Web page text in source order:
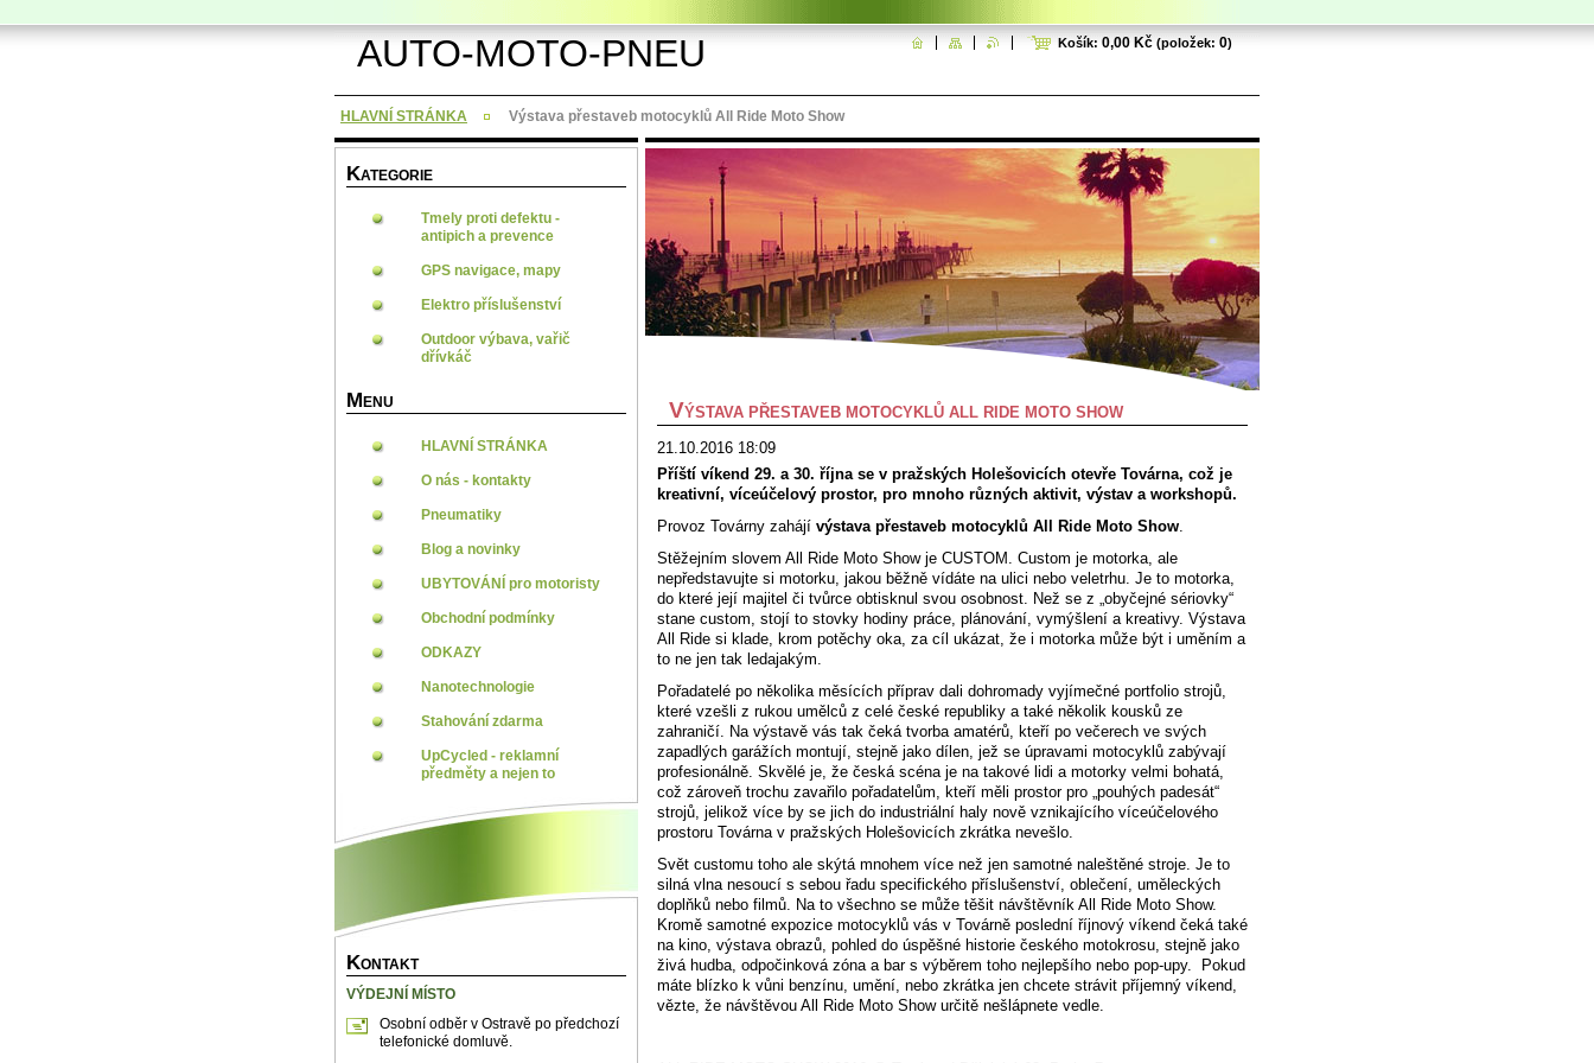
AUTO-MOTO-PNEU Košík: 0,00 Kč (položek: 0)
HLAVNÍ STRÁNKA Výstava přestaveb motocyklů All Ride Moto Show
VÝSTAVA PŘESTAVEB MOTOCYKLŮ ALL RIDE MOTO SHOW
21.10.2016 18:09
Příští víkend 29. a 30. října se v pražských Holešovicích otevře Továrna, což je
kreativní, víceúčelový prostor, pro mnoho různých aktivit, výstav a workshopů.
Provoz Továrny zahájí výstava přestaveb motocyklů All Ride Moto Show.
Stěžejním slovem All Ride Moto Show je CUSTOM. Custom je motorka, ale
nepředstavujte si motorku, jakou běžně vídáte na ulici nebo veletrhu. Je to motorka,
do které její majitel či tvůrce obtisknul svou osobnost. Než se z „obyčejné sériovky“
stane custom, stojí to stovky hodiny práce, plánování, vymýšlení a kreativy. Výstava
All Ride si klade, krom potěchy oka, za cíl ukázat, že i motorka může být i uměním a
to ne jen tak ledajakým.
Pořadatelé po několika měsících příprav dali dohromady vyjímečné portfolio strojů,
které vzešli z rukou umělců z celé české republiky a také několik kousků ze
zahraničí. Na výstavě vás tak čeká tvorba amatérů, kteří po večerech ve svých
zapadlých garážích montují, stejně jako dílen, jež se úpravami motocyklů zabývají
profesionálně. Skvělé je, že česká scéna je na takové lidi a motorky velmi bohatá,
což zároveň trochu zavařilo pořadatelům, kteří měli prostor pro „pouhých padesát“
strojů, jelikož více by se jich do industriální haly nově vznikajícího víceúčelového
prostoru Továrna v pražských Holešovicích zkrátka nevešlo.
Svět customu toho ale skýtá mnohem více než jen samotné naleštěné stroje. Je to
silná vlna nesoucí s sebou řadu specifického příslušenství, oblečení, uměleckých
doplňků nebo filmů. Na to všechno se může těšit návštěvník All Ride Moto Show.
Kromě samotné expozice motocyklů vás v Továrně poslední říjnový víkend čeká také
na kino, výstava obrazů, pohled do úspěšné historie českého motokrosu, stejně jako
živá hudba, odpočinková zóna a bar s výběrem toho nejlepšího nebo pop-upy. Pokud
máte blízko k vůni benzínu, umění, nebo zkrátka jen chcete strávit příjemný víkend,
vězte, že návštěvou All Ride Moto Show určitě nešlápnete vedle.
KATEGORIE
Tmely proti defektu -
antipich a prevence
GPS navigace, mapy
Elektro příslušenství
Outdoor výbava, vařič
dřívkáč
M ENU
HLAVNÍ STRÁNKA
O nás - kontakty
Pneumatiky
Blog a novinky
UBYTOVÁNÍ pro motoristy
Obchodní podmínky
ODKAZY
Nanotechnologie
Stahování zdarma
UpCycled - reklamní
předměty a nejen to
KONTAKT
VÝDEJNÍ MÍSTO
Osobní odběr v Ostravě po předchozí
telefonické domluvě.